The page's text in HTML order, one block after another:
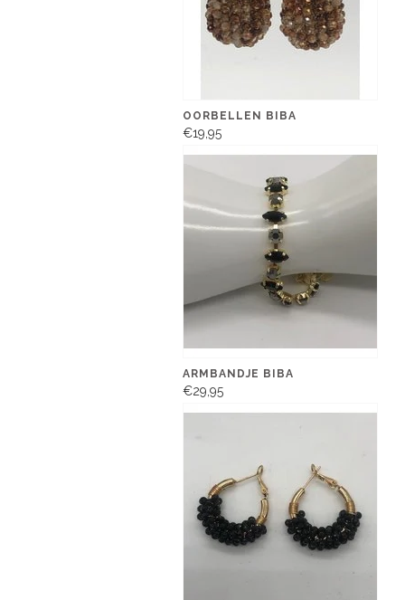
OORBELLEN BIBA
€19,95
ARMBANDJE BIBA
€29,95